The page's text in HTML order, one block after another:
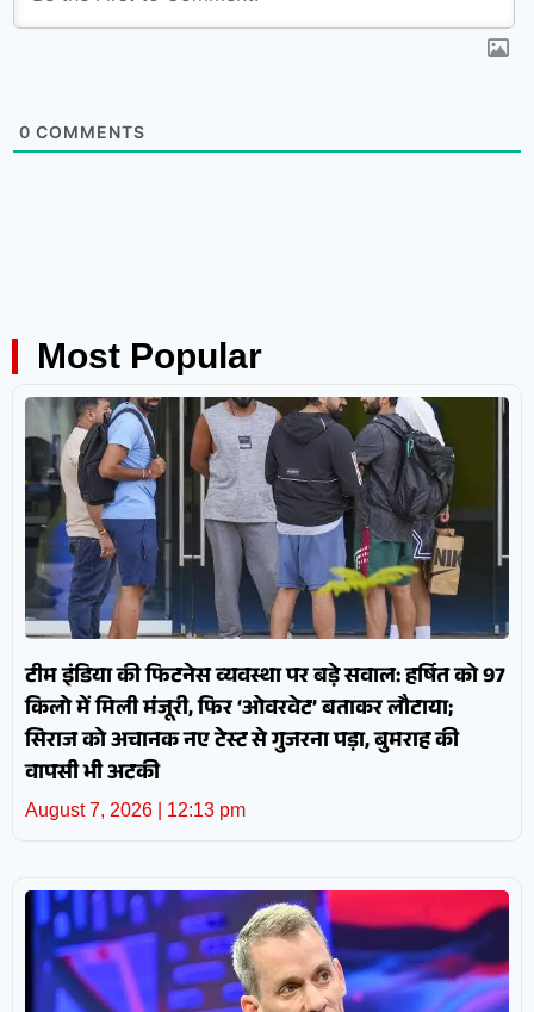
0 COMMENTS
Most Popular
टीम इंडिया की फिटनेस व्यवस्था पर बड़े सवाल: हर्षित को 97
किलो में मिली मंजूरी, फिर ‘ओवरवेट’ बताकर लौटाया;
सिराज को अचानक नए टेस्ट से गुजरना पड़ा, बुमराह की
वापसी भी अटकी
August 7, 2026 12:13 pm